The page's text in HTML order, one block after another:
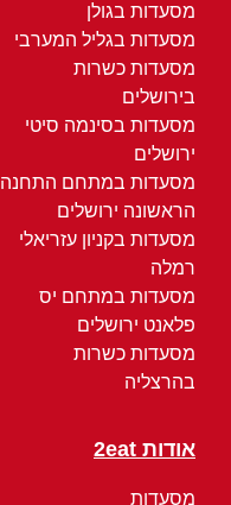
מסעדות בגולן
מסעדות בגליל המערבי
מסעדות כשרות
בירושלים
מסעדות בסינמה סיטי
ירושלים
מסעדות במתחם התחנה
הראשונה ירושלים
מסעדות בקניון עזריאלי
רמלה
מסעדות במתחם יס
פלאנט ירושלים
מסעדות כשרות
בהרצליה
אודות 2eat
מסעדות